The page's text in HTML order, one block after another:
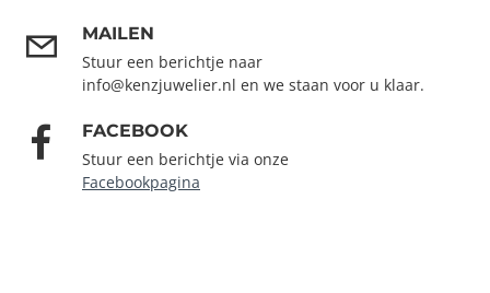
MAILEN
Stuur een berichtje naar
info@kenzjuwelier.nl en we staan voor u klaar.
FACEBOOK
Stuur een berichtje via onze
Facebookpagina